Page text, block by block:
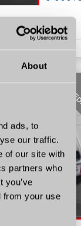
About
ads, to
our traffic.
of our site with
partners who
you’ve
from your use